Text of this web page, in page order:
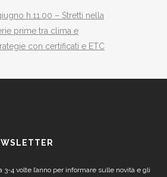
h.11.00 – Stretti nella
prime tra clima e
con certificati e ETC
4 volte l’anno per informare sulle novità e gli